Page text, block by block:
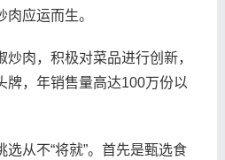
应运而生。
肉，积极对菜品进行创新，
牌，年销售量高达100万份以
从不“将就”。首先是甄选食